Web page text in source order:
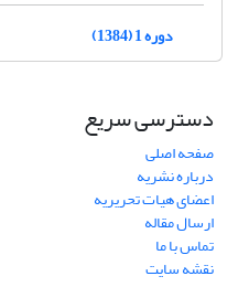
دوره 1 (1384)
دسترسی سریع
صفحه اصلی
درباره نشریه
اعضای هیات تحریریه
ارسال مقاله
تماس با ما
نقشه سایت